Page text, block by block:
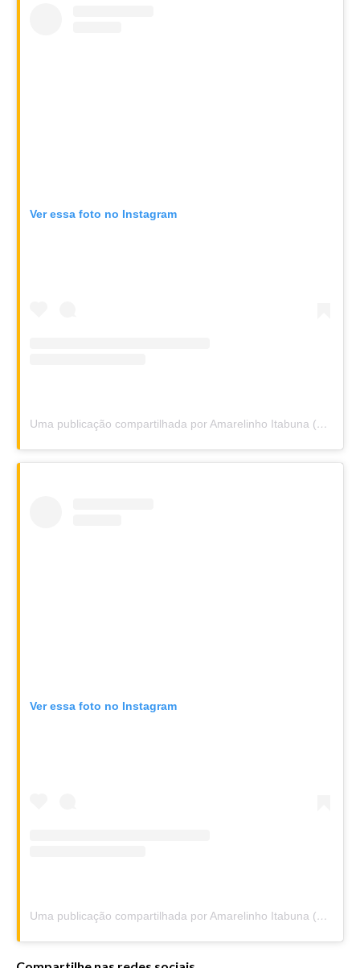
Ver essa foto no Instagram
Uma publicação compartilhada por Amarelinho Itabuna (@amarelinhoitabuna)
Ver essa foto no Instagram
Uma publicação compartilhada por Amarelinho Itabuna (@amarelinhoitabuna)